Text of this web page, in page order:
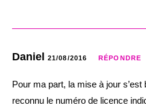
Daniel 21/08/2016 RÉPONDRE
Pour ma part, la mise à jour s’est
reconnu le numéro de licence